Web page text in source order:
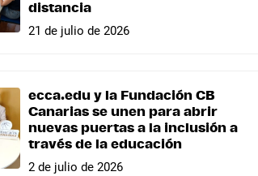
distancia
21 de julio de 2026
ecca.edu y la Fundación CB
Canarias se unen para abrir
nuevas puertas a la inclusión a
través de la educación
2 de julio de 2026